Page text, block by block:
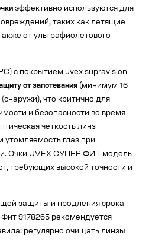
эффективно используются для
таких как летящие
от ультрафиолетового
с покрытием uvex supravision
от запотевания (минимум 16
что критично для
и безопасности во время
четкость линз
утомляемость глаз при
Очки UVEX СУПЕР ФИТ модель
требующих высокой точности и
защиты и продления срока
9178265 рекомендуется
регулярно очищать линзы